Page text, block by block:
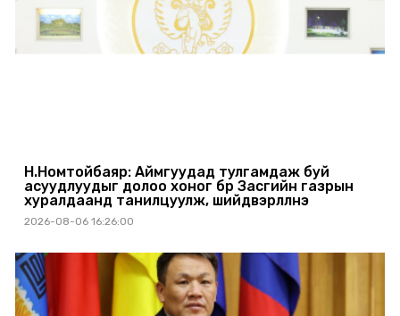
Н.Номтойбаяр: Аймгуудад тулгамдаж буй
асуудлуудыг долоо хоног бүр Засгийн газрын
хуралдаанд танилцуулж, шийдвэрлүүлнэ
2026-08-06 16:26:00